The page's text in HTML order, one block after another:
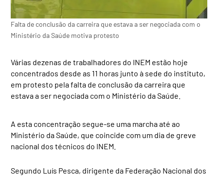
Falta de conclusão da carreira que estava a ser negociada com o
Ministério da Saúde motiva protesto
Várias dezenas de trabalhadores do INEM estão hoje
concentrados desde as 11 horas junto à sede do instituto,
em protesto pela falta de conclusão da carreira que
estava a ser negociada com o Ministério da Saúde.
A esta concentração segue-se uma marcha até ao
Ministério da Saúde, que coincide com um dia de greve
nacional dos técnicos do INEM.
Segundo Luís Pesca, dirigente da Federação Nacional dos